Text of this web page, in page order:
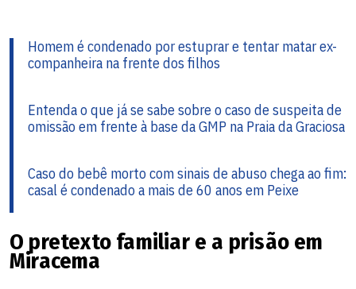
Homem é condenado por estuprar e tentar matar ex-
companheira na frente dos filhos
Entenda o que já se sabe sobre o caso de suspeita de
omissão em frente à base da GMP na Praia da Graciosa
Caso do bebê morto com sinais de abuso chega ao fim:
casal é condenado a mais de 60 anos em Peixe
O pretexto familiar e a prisão em
Miracema